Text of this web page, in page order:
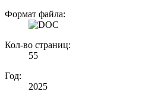
Формат файла:
Кол-во страниц:
55
Год:
2025